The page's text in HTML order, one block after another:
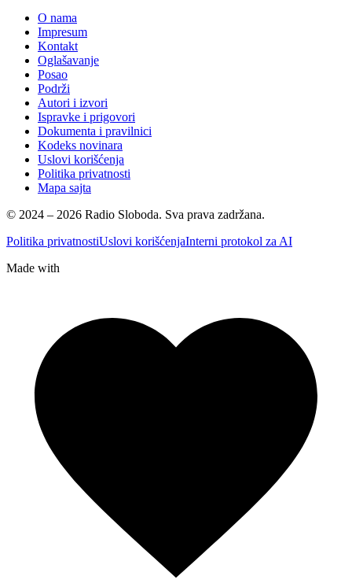
O nama
Impresum
Kontakt
Oglašavanje
Posao
Podrži
Autori i izvori
Ispravke i prigovori
Dokumenta i pravilnici
Kodeks novinara
Uslovi korišćenja
Politika privatnosti
Mapa sajta
© 2024 – 2026 Radio Sloboda. Sva prava zadržana.
Politika privatnostiUslovi korišćenjaInterni protokol za AI
Made with